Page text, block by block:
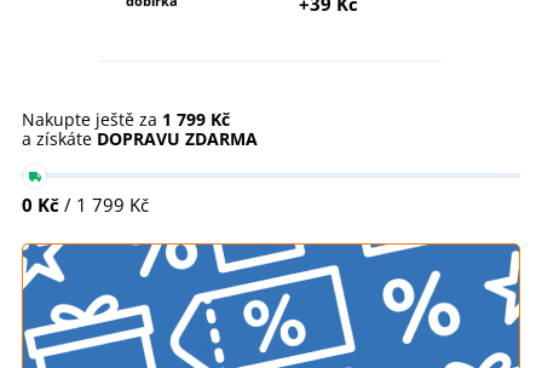
Nakupte ještě za 1 799 Kč
a získáte DOPRAVU ZDARMA
0 Kč / 1 799 Kč